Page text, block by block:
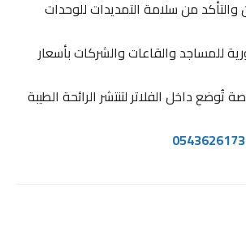
من سلامة التمديدات للوحدات
والقاعات والشركات بأسعار
داخل الفلاتر لتنتشر الرائحة الطيبة